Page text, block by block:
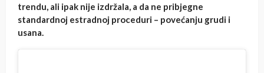
trendu, ali ipak nije izdržala, a da ne pribjegne
standardnoj estradnoj proceduri – povećanju grudi i
usana.